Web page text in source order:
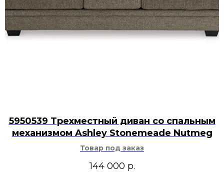
5950539 Трехместный диван со спальным
механизмом Ashley Stonemeade Nutmeg
Товар под заказ
144 000 р.